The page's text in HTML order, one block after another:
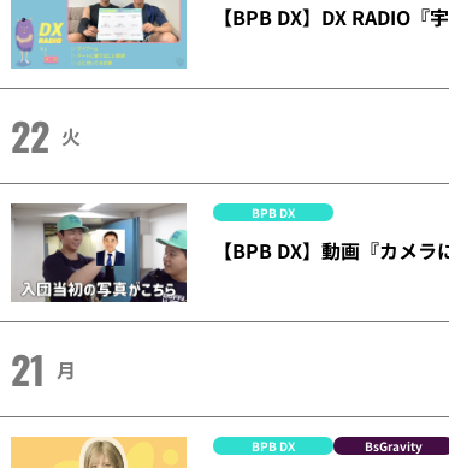
【BPB DX】DX RADIO『
22 火
BPB DX
【BPB DX】動画『カメ
21 月
BPB DX BsGravity